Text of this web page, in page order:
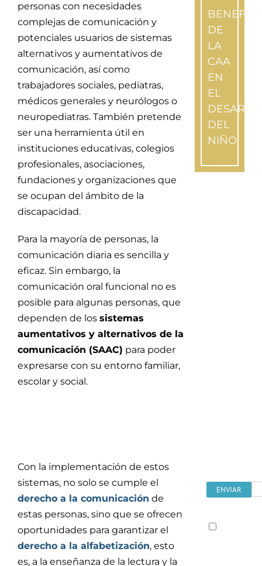
personas con necesidades
complejas de comunicación y
potenciales usuarios de sistemas
alternativos y aumentativos de
comunicación, así como
trabajadores sociales, pediatras,
médicos generales y neurólogos o
neuropediatras. También pretende
ser una herramienta útil en
instituciones educativas, colegios
profesionales, asociaciones,
fundaciones y organizaciones que
se ocupan del ámbito de la
discapacidad.
Para la mayoría de personas, la
comunicación diaria es sencilla y
eficaz. Sin embargo, la
comunicación oral funcional no es
posible para algunas personas, que
dependen de los sistemas
aumentativos y alternativos de la
comunicación (SAAC) para poder
expresarse con su entorno familiar,
escolar y social.
Con la implementación de estos
sistemas, no solo se cumple el
derecho a la comunicación de
estas personas, sino que se ofrecen
oportunidades para garantizar el
derecho a la alfabetización, esto
es, a la enseñanza de la lectura y la
DE
LA
CAA
EN
EL
DEL
NIÑO